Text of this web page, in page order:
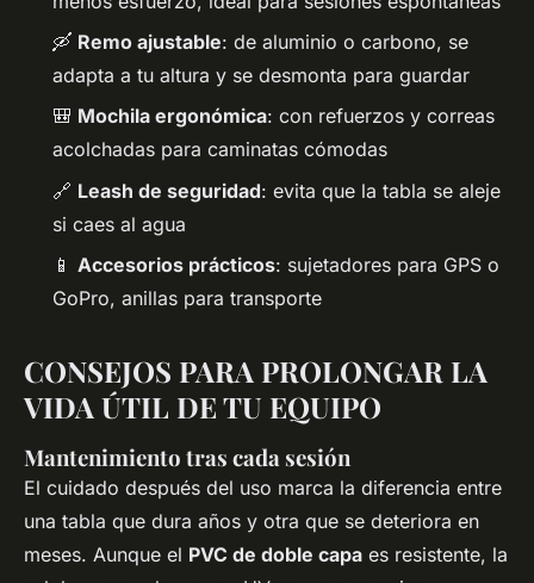
🛶 Remo ajustable: de aluminio o carbono, se
adapta a tu altura y se desmonta para guardar
🎒 Mochila ergonómica: con refuerzos y correas
acolchadas para caminatas cómodas
🔗 Leash de seguridad: evita que la tabla se aleje
si caes al agua
📱 Accesorios prácticos: sujetadores para GPS o
GoPro, anillas para transporte
CONSEJOS PARA PROLONGAR LA
VIDA ÚTIL DE TU EQUIPO
Mantenimiento tras cada sesión
El cuidado después del uso marca la diferencia entre
una tabla que dura años y otra que se deteriora en
meses. Aunque el PVC de doble capa es resistente, la